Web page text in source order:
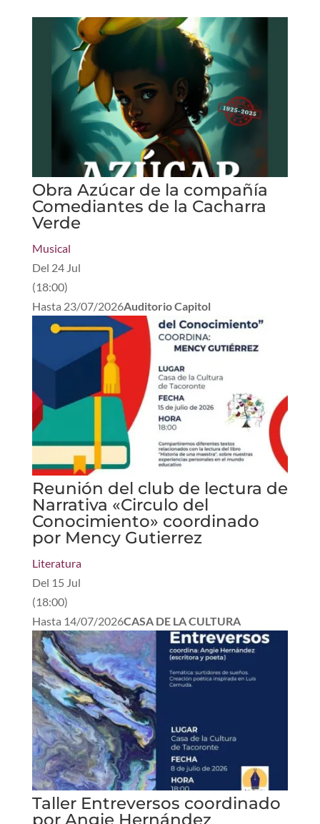
Obra Azúcar de la compañía
Comediantes de la Cacharra
Verde
Musical
Del 24 Jul
(18:00)
Hasta 23/07/2026Auditorio Capitol
Reunión del club de lectura de
Narrativa «Circulo del
Conocimiento» coordinado
por Mency Gutierrez
Literatura
Del 15 Jul
(18:00)
Hasta 14/07/2026CASA DE LA CULTURA
Taller Entreversos coordinado
por Angie Hernández